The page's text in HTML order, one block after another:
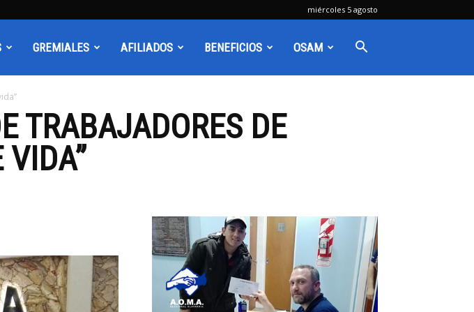
miércoles 5 agosto
GREMIALES AFILIADOS BENEFICIOS OSAM
TRABAJADORES DE